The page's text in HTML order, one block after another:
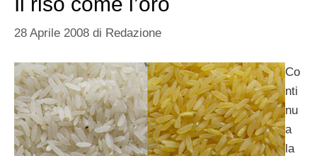
28 Aprile 2008 di Redazione
Co
nti
nu
a
la